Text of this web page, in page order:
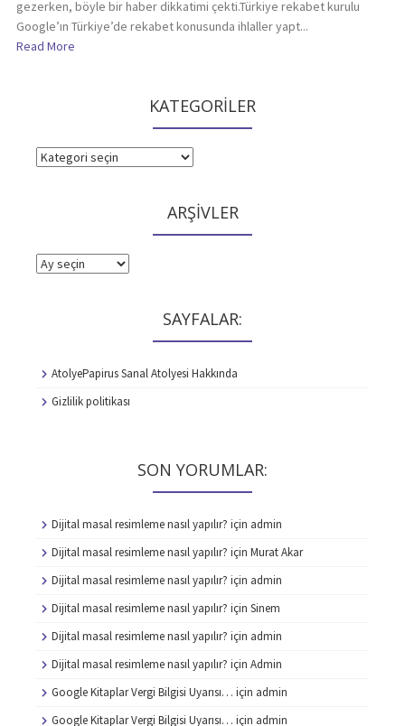
gezerken, böyle bir haber dikkatimi çekti.Türkiye rekabet kurulu
Google’ın Türkiye’de rekabet konusunda ihlaller yapt...
Read More
KATEGORİLER
KATEGORİLER
ARŞİVLER
ARŞİVLER
SAYFALAR:
AtolyePapirus Sanal Atolyesi Hakkında
Gizlilik politikası
SON YORUMLAR:
Dijital masal resimleme nasıl yapılır? için admin
Dijital masal resimleme nasıl yapılır? için Murat Akar
Dijital masal resimleme nasıl yapılır? için admin
Dijital masal resimleme nasıl yapılır? için Sinem
Dijital masal resimleme nasıl yapılır? için admin
Dijital masal resimleme nasıl yapılır? için Admin
Google Kitaplar Vergi Bilgisi Uyarısı… için admin
Google Kitaplar Vergi Bilgisi Uyarısı… için admin